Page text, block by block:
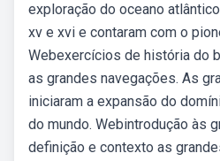
exploração do oceano
xv e xvi e contaram com o
Webexercícios de história do
as grandes navegações. As
iniciaram a expansão do
do mundo. Webintrodução às
definição e contexto as